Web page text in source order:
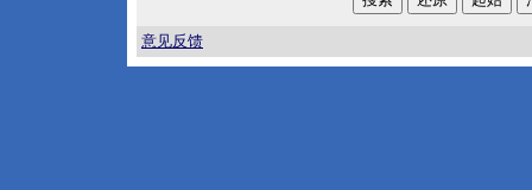
意见反馈